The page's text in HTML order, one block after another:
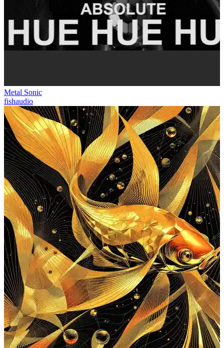
Metal Sonic
fishaudio